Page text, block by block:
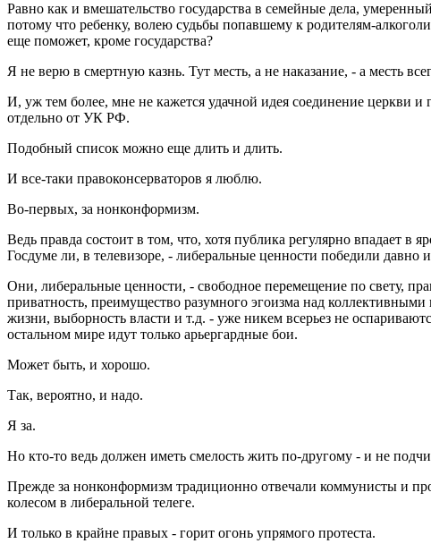
Равно как и вмешательство государства в семейные дела,
потому что ребенку, волею судьбы попавшему к родителям-
еще поможет, кроме государства?
Я не верю в смертную казнь. Тут месть, а не наказание, - а месть
И, уж тем более, мне не кажется удачной идея соединение церкви и
отдельно от УК РФ.
Подобный список можно еще длить и длить.
И все-таки правоконсерваторов я люблю.
Во-первых, за нонконформизм.
Ведь правда состоит в том, что, хотя публика регулярно впадает в
Госдуме ли, в телевизоре, - либеральные ценности победили давно
Они, либеральные ценности, - свободное перемещение по свету,
приватность, преимущество разумного эгоизма над коллективными
жизни, выборность власти и т.д. - уже никем всерьез не
остальном мире идут только арьергардные бои.
Может быть, и хорошо.
Так, вероятно, и надо.
Я за.
Но кто-то ведь должен иметь смелость жить по-другому - и не
Прежде за нонконформизм традиционно отвечали коммунисты и
колесом в либеральной телеге.
И только в крайне правых - горит огонь упрямого протеста.